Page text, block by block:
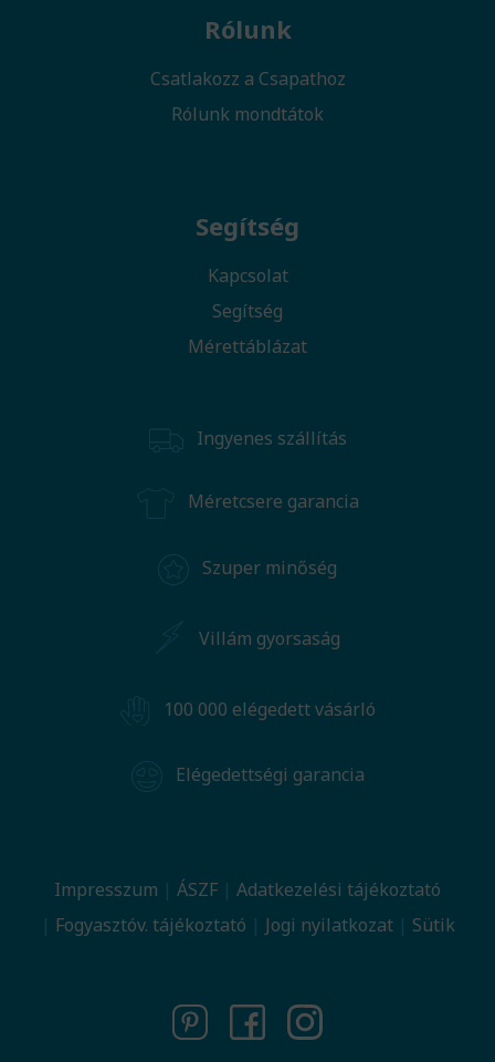
Rólunk
Csatlakozz a Csapathoz
Rólunk mondtátok
Segítség
Kapcsolat
Segítség
Mérettáblázat
Ingyenes szállítás
Méretcsere garancia
Szuper minőség
Villám gyorsaság
100 000 elégedett vásárló
Elégedettségi garancia
Impresszum ÁSZF
Adatkezelési tájékoztató
Fogyasztóv. tájékoztató
Jogi nyilatkozat Sütik